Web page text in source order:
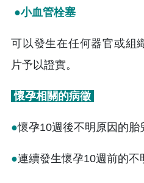
●小血管栓塞
可以發生在任何器官或組
片予以證實。
懷孕相關的病徵
●懷孕10週後不明原因的胎
●連續發生懷孕10週前的不